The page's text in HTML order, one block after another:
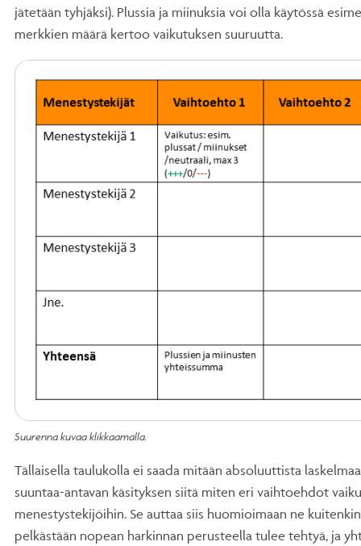
jätetään tyhjäksi). Plussia ja miinuksia voi olla käytössä
merkkien määrä kertoo vaikutuksen suuruutta.
Suurenna kuvaa klikkaamalla.
Tällaisella taulukolla ei saada mitään absoluuttista
suuntaa-antavan käsityksen siitä miten eri vaihtoehdot
menestystekijöihin. Se auttaa siis huomioimaan ne
pelkästään nopean harkinnan perusteella tulee tehtyä, ja